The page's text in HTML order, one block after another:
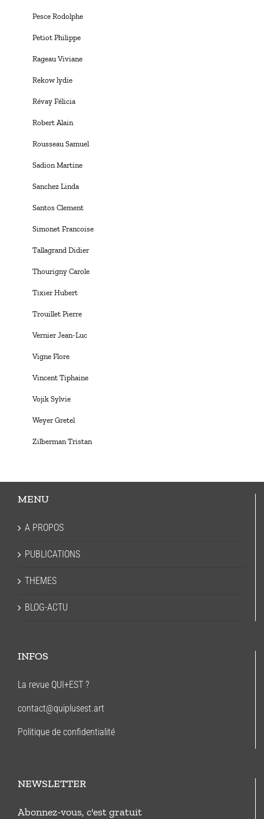
Pesce Rodolphe
Petiot Philippe
Rageau Viviane
Rekow lydie
Révay Félicia
Robert Alain
Rousseau Samuel
Sadion Martine
Sanchez Linda
Santos Clement
Simonet Francoise
Tallagrand Didier
Thourigny Carole
Tixier Hubert
Trouillet Pierre
Vernier Jean-Luc
Vigne Flore
Vincent Tiphaine
Vojik Sylvie
Weyer Gretel
Zilberman Tristan
MENU
A PROPOS
PUBLICATIONS
THEMES
BLOG-ACTU
INFOS
La revue QUI+EST ?
contact@quiplusest.art
Politique de confidentialité
NEWSLETTER
Abonnez-vous, c'est gratuit